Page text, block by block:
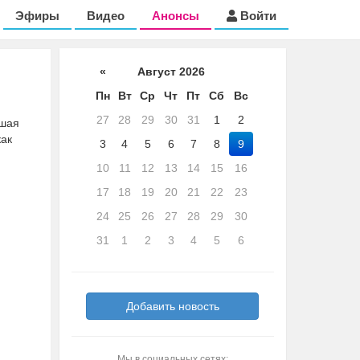
Эфиры Видео Анонсы Войти
«
Август 2026
Пн
Вт Ср Чт Пт Сб
Вс
27
28 29 30 31 1
2
3
4 5 6 7 8
9
10
11 12 13 14 15
16
17
18 19 20 21 22
23
24
25 26 27 28 29
30
31
1 2 3 4 5 6
Добавить новость